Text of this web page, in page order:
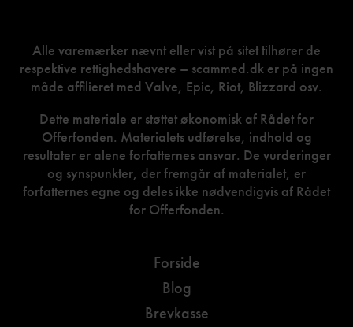
Alle varemærker nævnt eller vist på sitet tilhører de
respektive rettighedshavere – scammed.dk er på ingen
måde affilieret med Valve, Epic, Riot, Blizzard osv.
Dette materiale er støttet økonomisk af Rådet for
Offerfonden. Materialets udførelse, indhold og
resultater er alene forfatternes ansvar. De vurderinger
og synspunkter, der fremgår af materialet, er
forfatternes egne og deles ikke nødvendigvis af Rådet
for Offerfonden.
Forside
Blog
Brevkasse